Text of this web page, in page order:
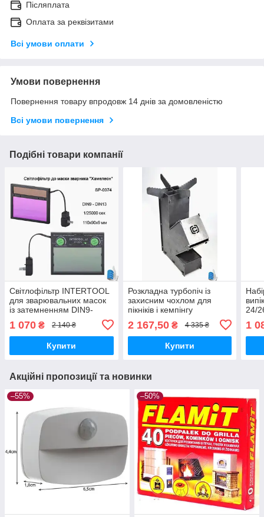
Післяплата
Оплата за реквізитами
Всі умови оплати
Умови повернення
Повернення товару впродовж 14 днів за домовленістю
Всі умови повернення
Подібні товари компанії
Світлофільтр INTERTOOL
для зварювальних масок
із затемненням DIN9-
DIN13 та захистом від УФ
та ІЧ-випромінювання
110х90 мм
1 070 ₴ 2 140 ₴
Купити
Розкладна турбопіч із
захисним чохлом для
пікніків і кемпінгу
280х130х500 мм зі сталі 3
мм
2 167,50₴ 4 335 ₴
Купити
24/
1
Акційні пропозиції та новинки
–55% –50%